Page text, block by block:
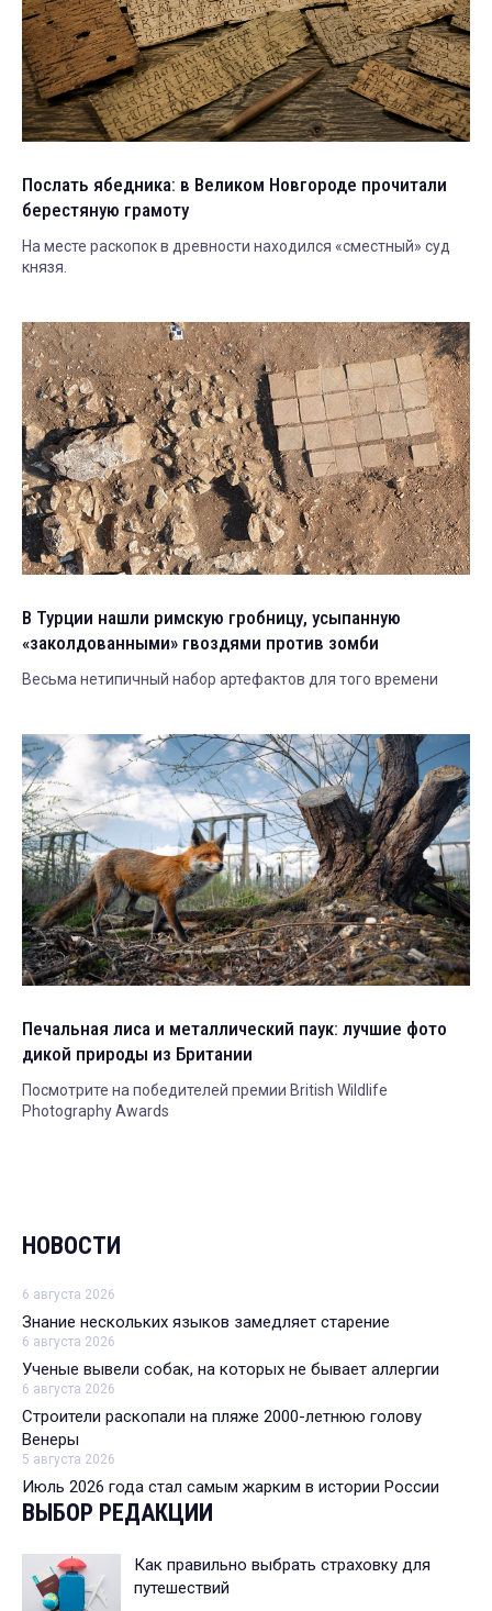
Послать ябедника: в Великом Новгороде прочитали
берестяную грамоту
На месте раскопок в древности находился «сместный» суд
князя.
В Турции нашли римскую гробницу, усыпанную
«заколдованными» гвоздями против зомби
Весьма нетипичный набор артефактов для того времени
Печальная лиса и металлический паук: лучшие фото
дикой природы из Британии
Посмотрите на победителей премии British Wildlife
Photography Awards
НОВОСТИ
6 августа 2026
Знание нескольких языков замедляет старение
6 августа 2026
Ученые вывели собак, на которых не бывает аллергии
6 августа 2026
Строители раскопали на пляже 2000-летнюю голову
Венеры
5 августа 2026
Июль 2026 года стал самым жарким в истории России
ВЫБОР РЕДАКЦИИ
Как правильно выбрать страховку для
путешествий